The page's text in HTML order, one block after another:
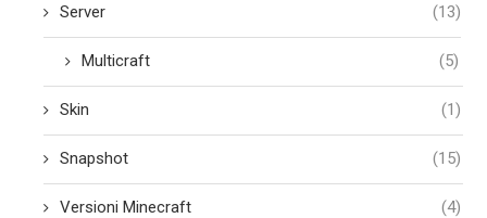
Server (13)
Multicraft (5)
Skin (1)
Snapshot (15)
Versioni Minecraft (4)